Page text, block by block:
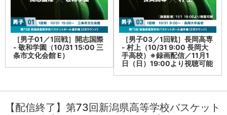
［男子01／1回戦］開志国際
- 敬和学園（10/31 15:00 三
条市文化会館 E）
［男子03／1回戦］長岡高専
- 村上（10/31 9:00 長岡大
手高校）※録画配信／11月1
日（日）19:00より視聴可能
【配信終了】第73回新潟県高等学校バスケット